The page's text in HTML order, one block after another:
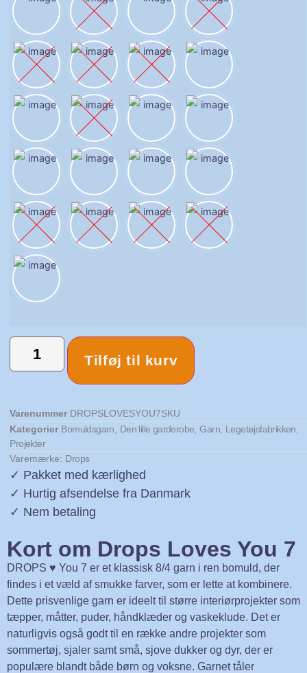
Tilføj til kurv
Varenummer DROPSLOVESYOU7SKU
Kategorier Bomuldsgarn Den lille garderobe ,Garn Legetøjsfabrikken
Projekter
Varemærke: Drops
✓ Pakket med kærlighed
✓ Hurtig afsendelse fra Danmark
✓ Nem betaling
Kort om Drops Loves You 7
DROPS ♥ You 7 er et klassisk 8/4 garn i ren bomuld, der
findes i et væld af smukke farver, som er lette at kombinere.
Dette prisvenlige garn er ideelt til større interiørprojekter som
tæpper, måtter, puder, håndklæder og vaskeklude. Det er
naturligvis også godt til en række andre projekter som
sommertøj, sjaler samt små, sjove dukker og dyr, der er
populære blandt både børn og voksne. Garnet tåler